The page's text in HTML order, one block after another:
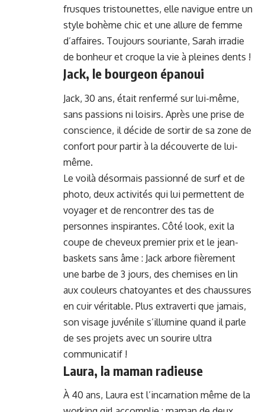
frusques tristounettes, elle navigue entre un
style bohème chic et une allure de femme
d’affaires. Toujours souriante, Sarah irradie
de bonheur et croque la vie à pleines dents !
Jack, le bourgeon épanoui
Jack, 30 ans, était renfermé sur lui-même,
sans passions ni loisirs. Après une prise de
conscience, il décide de sortir de sa zone de
confort pour partir à la découverte de lui-
même.
Le voilà désormais passionné de surf et de
photo, deux activités qui lui permettent de
voyager et de rencontrer des tas de
personnes inspirantes. Côté look, exit la
coupe de cheveux premier prix et le jean-
baskets sans âme : Jack arbore fièrement
une barbe de 3 jours, des chemises en lin
aux couleurs chatoyantes et des chaussures
en cuir véritable. Plus extraverti que jamais,
son visage juvénile s’illumine quand il parle
de ses projets avec un sourire ultra
communicatif !
Laura, la maman radieuse
À 40 ans, Laura est l’incarnation même de la